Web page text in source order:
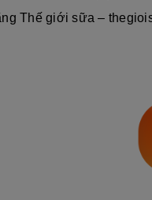
Thế giới sữa –